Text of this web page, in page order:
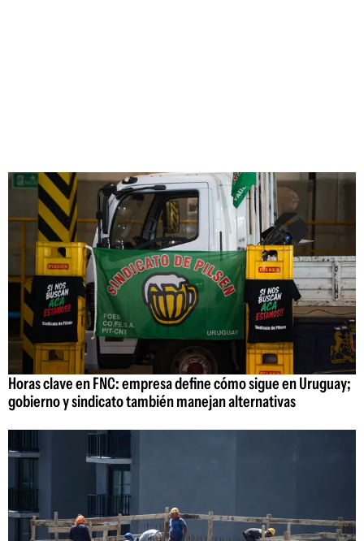
Horas clave en FNC: empresa define cómo sigue en Uruguay;
gobierno y sindicato también manejan alternativas